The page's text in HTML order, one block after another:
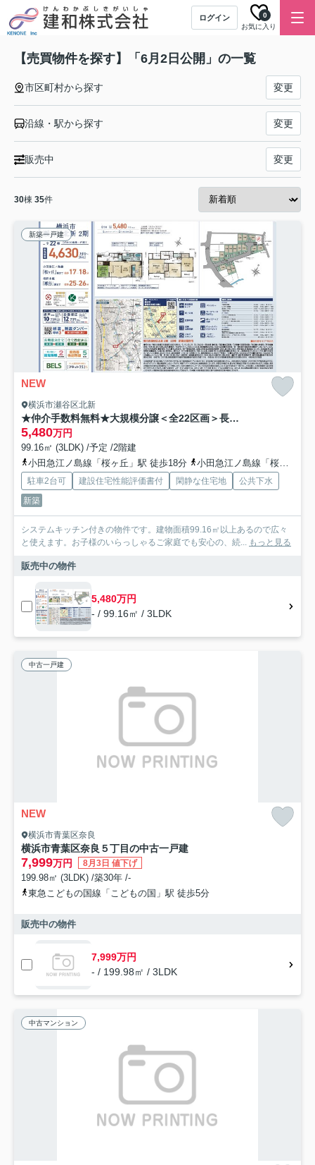
ログイン
お気に入り
0
【売買物件を探す】「6月2日公開」の一覧
市区町村から探す 変更
沿線・駅から探す 変更
販売中 変更
30棟 35件
新築一戸建
NEW
横浜市瀬谷区北新
★仲介手数料無料★大規模分譲＜全22区画＞長期優良住宅／横浜市瀬谷区北新
5,480万円
99.16㎡ (3LDK) /予定 /2階建
小田急江ノ島線「桜ヶ丘」駅 徒歩18分
小田急江ノ島線「桜ヶ丘」駅 徒歩18分
駐車2台可 建設住宅性能評価書付 閑静な住宅地
公共下水
新築
システムキッチン付きの物件です。建物面積99.16㎡以上あるので広々
と使えます。お子様のいらっしゃるご家庭でも安心の、続... もっと見る
販売中の物件
5,480万円
- / 99.16㎡ / 3LDK
中古一戸建
NEW
横浜市青葉区奈良
横浜市青葉区奈良５丁目の中古一戸建
7,999万円 8月3日 値下げ
199.98㎡ (3LDK) /築30年 /-
東急こどもの国線「こどもの国」駅 徒歩5分
販売中の物件
7,999万円
- / 199.98㎡ / 3LDK
中古マンション